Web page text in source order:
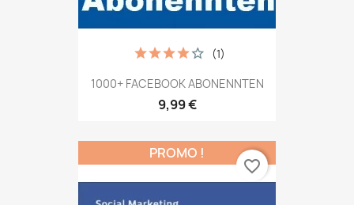
1000+ FACEBOOK ABONENNTEN
9,99 €
(1)
PROMO !
favorite_border